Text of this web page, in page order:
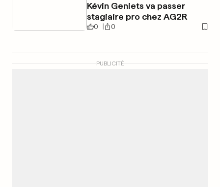
Kévin Geniets va passer
stagiaire pro chez AG2R
0 0
PUBLICITÉ